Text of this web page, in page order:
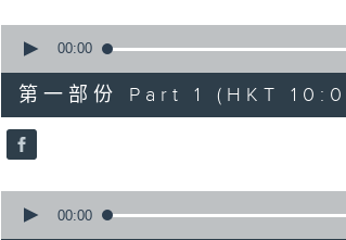
90%
seconds
55
minutes,
0
seconds
90%
00:00
第一部份 Part 1 (HKT
seconds
00:00